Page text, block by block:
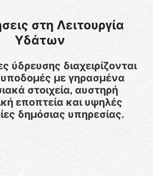
στη Λειτουργία
Υδάτων
ύδρευσης διαχειρίζονται
υποδομές με γηρασμένα
στοιχεία, αυστηρή
εποπτεία και υψηλές
δημόσιας υπηρεσίας.